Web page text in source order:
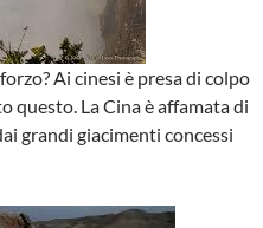
Ai cinesi è presa di colpo
questo. La Cina è affamata di
grandi giacimenti concessi